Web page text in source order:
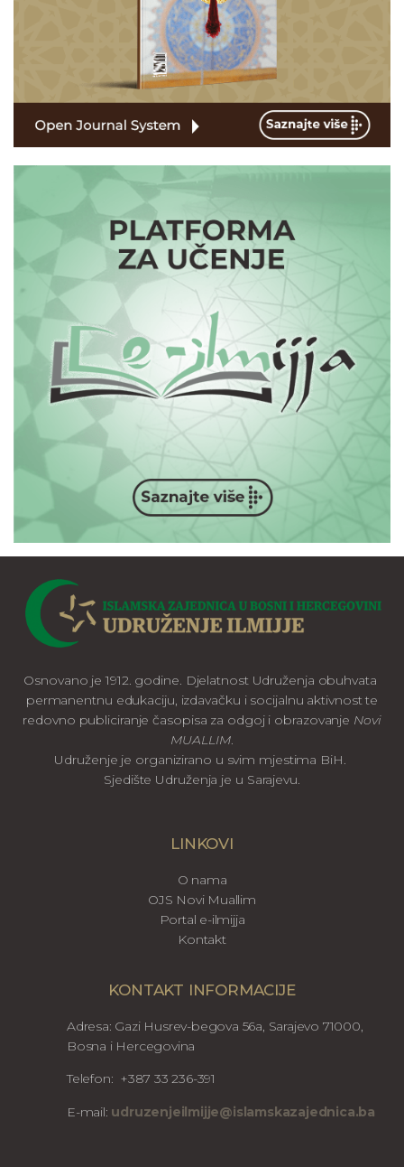
Osnovano je 1912. godine. Djelatnost Udruženja obuhvata
permanentnu edukaciju, izdavačku i socijalnu aktivnost te
redovno publiciranje časopisa za odgoj i obrazovanje Novi
MUALLIM.
Udruženje je organizirano u svim mjestima BiH.
Sjedište Udruženja je u Sarajevu.
LINKOVI
O nama
OJS Novi Muallim
Portal e-ilmijja
Kontakt
KONTAKT INFORMACIJE
Adresa: Gazi Husrev-begova 56a, Sarajevo 71000,
Bosna i Hercegovina
Telefon: +387 33 236-391
E-mail: udruzenjeilmijje@islamskazajednica.ba